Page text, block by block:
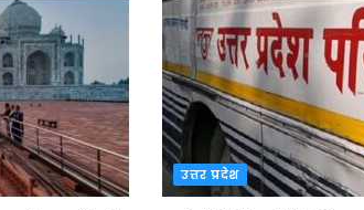
उत्तर प्रदेश